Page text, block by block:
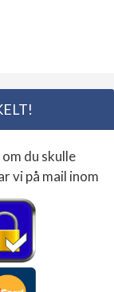
du skulle
vi på mail inom